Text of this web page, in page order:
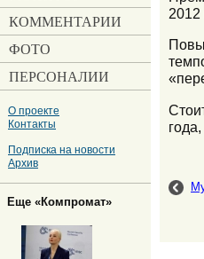
2012
КОММЕНТАРИИ
ФОТО
ПЕРСОНАЛИИ
О проекте
Контакты
Подписка на новости
Архив
Еще «Компромат»